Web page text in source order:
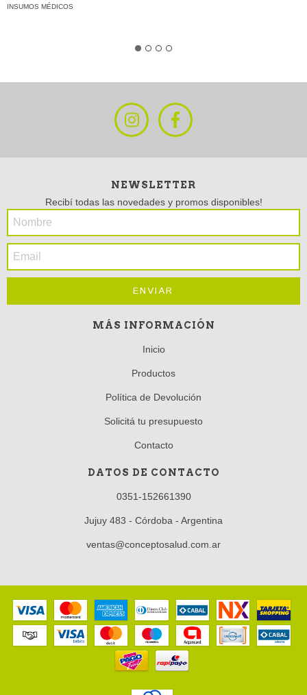
INSUMOS MÉDICOS
NEWSLETTER
Recibí todas las novedades y promos disponibles!
MÁS INFORMACIÓN
Inicio
Productos
Política de Devolución
Solicitá tu presupuesto
Contacto
DATOS DE CONTACTO
0351-152661390
Jujuy 483 - Córdoba - Argentina
ventas@conceptosalud.com.ar